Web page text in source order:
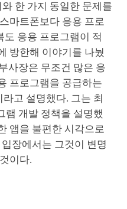
한 가지 동일한 문제를
마트폰보다 응용 프로
도 응용 프로그램이 적
방한해 이야기를 나눴
사장은 무조건 많은 응
프로그램을 공급하는
고 설명했다. 그는 최
램 개발 정책을 설명했
앱을 불편한 시각으로
장에서는 그것이 변명
이다.